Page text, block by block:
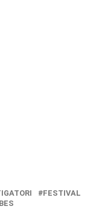
FESTIVAL